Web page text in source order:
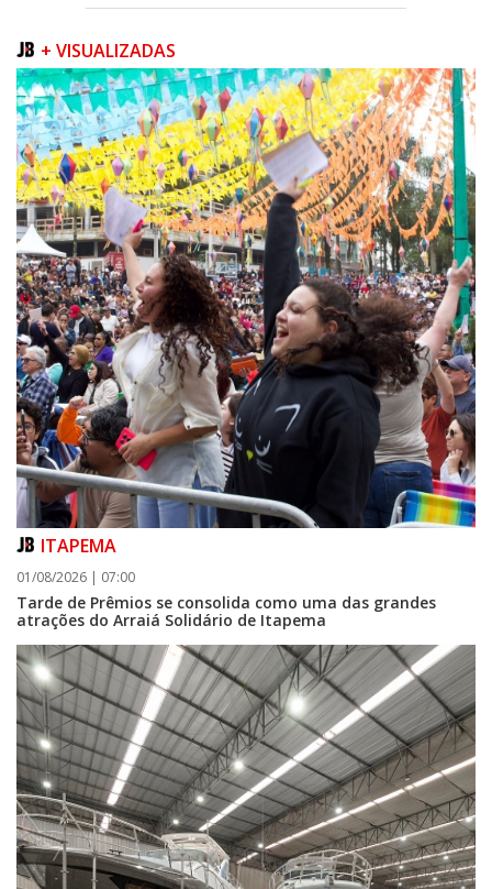
07/08/2026 | 07:00
Ambiental reforça descarte sustentável com envio de 330 quilos de
pilhas à logística reversa
GERAL
07/08/2026 | 07:00
+ VISUALIZADAS
ITAPEMA
01/08/2026 | 07:00
Tarde de Prêmios se consolida como uma das grandes
atrações do Arraiá Solidário de Itapema